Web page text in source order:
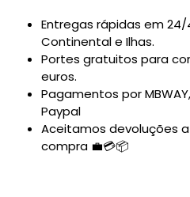
Entregas rápidas em
Continental e Ilhas.
Portes gratuitos para
euros.
Pagamentos por
Paypal
Aceitamos devoluções
compra 💼💳📦